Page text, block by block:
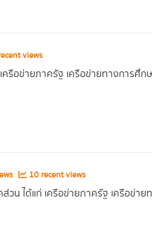
views
อข่ายภาครัฐ เครือข่ายทางการศึก
10 recent views
น ได้แก่ เครือข่ายภาครัฐ เครือข่า